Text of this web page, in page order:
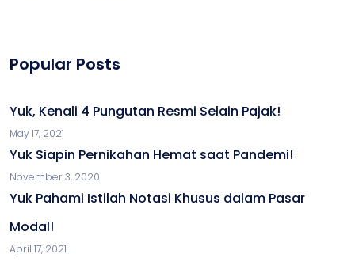
Popular Posts
Yuk, Kenali 4 Pungutan Resmi Selain Pajak!
May 17, 2021
Yuk Siapin Pernikahan Hemat saat Pandemi!
November 3, 2020
Yuk Pahami Istilah Notasi Khusus dalam Pasar
Modal!
April 17, 2021